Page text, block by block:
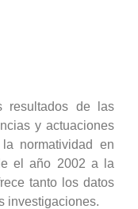
resultados de las
y actuaciones
normatividad en
el año 2002 a la
tanto los datos
investigaciones.